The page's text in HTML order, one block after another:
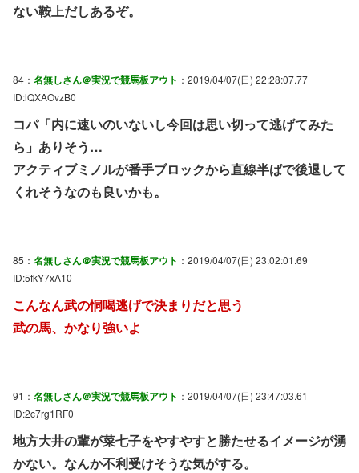
ない鞍上だしあるぞ。
84： 名無しさん＠実況で競馬板アウト ：2019/04/07(日) 22:28:07.77
ID:lQXAOvzB0
コパ「内に速いのいないし今回は思い切って逃げてみた
ら」ありそう…
アクティブミノルが番手ブロックから直線半ばで後退して
くれそうなのも良いかも。
85： 名無しさん＠実況で競馬板アウト ：2019/04/07(日) 23:02:01.69
ID:5fkY7xA10
こんなん武の恫喝逃げで決まりだと思う
武の馬、かなり強いよ
91： 名無しさん＠実況で競馬板アウト ：2019/04/07(日) 23:47:03.61
ID:2c7rg1RF0
地方大井の輩が菜七子をやすやすと勝たせるイメージが湧
かない。なんか不利受けそうな気がする。